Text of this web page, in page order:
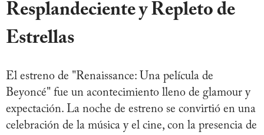
Resplandeciente y Repleto de
Estrellas
El estreno de "Renaissance: Una película de
Beyoncé" fue un acontecimiento lleno de glamour y
expectación. La noche de estreno se convirtió en una
celebración de la música y el cine, con la presencia de